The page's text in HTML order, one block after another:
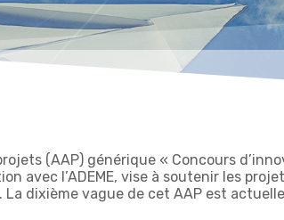
projets (AAP) générique « Concours
avec l’ADEME, vise à soutenir les
La dixième vague de cet AAP est